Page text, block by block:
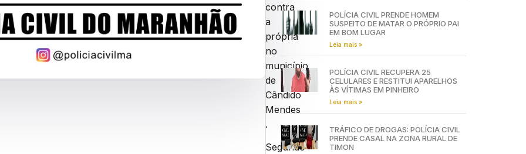
contra
a
própria
no
município
de
Cândido
Mendes
.
Segundo
POLÍCIA CIVIL PRENDE HOMEM
SUSPEITO DE MATAR O PRÓPRIO PAI
EM BOM LUGAR
Leia mais »
POLÍCIA CIVIL RECUPERA 25
CELULARES E RESTITUI APARELHOS
ÀS VÍTIMAS EM PINHEIRO
Leia mais »
TRÁFICO DE DROGAS: POLÍCIA CIVIL
PRENDE CASAL NA ZONA RURAL DE
TIMON